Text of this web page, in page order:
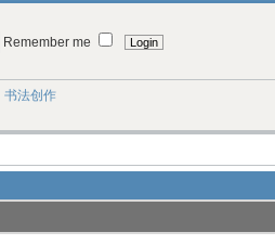
Remember me
书法创作